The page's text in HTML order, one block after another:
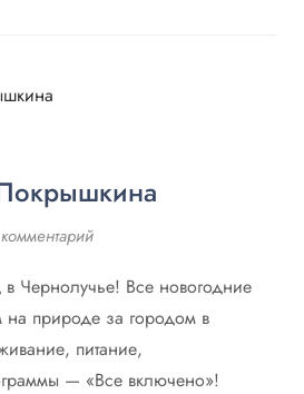
Чернолучье! Все новогодние
природе за городом в
питание,
— «Все включено»!